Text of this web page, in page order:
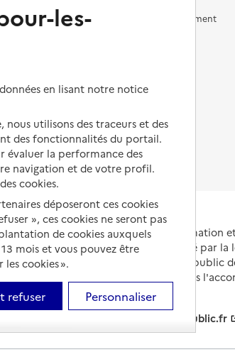
familial
Prévention, accompagnement
Droits en EHPAD
Fin de vie en EHPAD
Portail national d'information
et de leurs proches, créé par
et animé par le Service
partenaires engagés dans
leurs aidants.
service-public.fr
les-
en lisant notre notice
utilisons des traceurs et des
des fonctionnalités du portail.
évaluer la performance des
navigation et de votre profil.
cookies.
déposeront ces cookies
», ces cookies ne seront pas
de cookies auxquels
mois et vous pouvez être
cookies ».
refuser Personnaliser